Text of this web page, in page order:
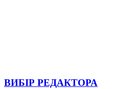
ВИБІР РЕДАКТОРА